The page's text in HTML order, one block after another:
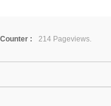
Counter :
214 Pageviews.